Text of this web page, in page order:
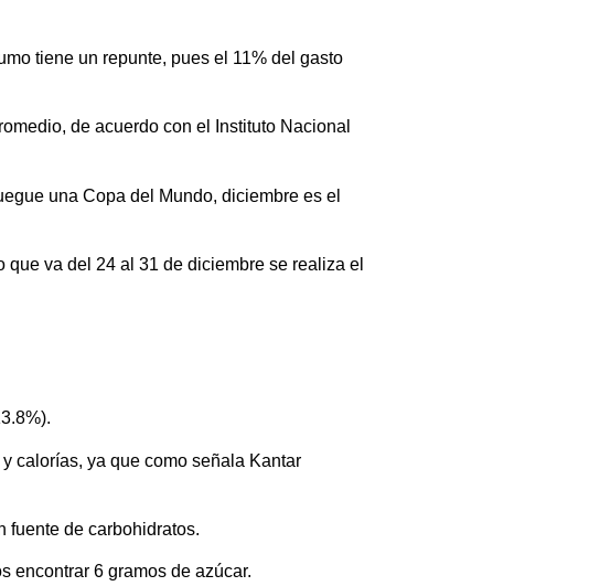
tiene un repunte, pues el 11% del gasto
de acuerdo con el Instituto Nacional
una Copa del Mundo, diciembre es el
va del 24 al 31 de diciembre se realiza el
calorías, ya que como señala Kantar
fuente de carbohidratos.
encontrar 6 gramos de azúcar.